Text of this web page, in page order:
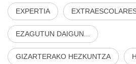
EXPERTIA
EZAGUTUN DAIGUN...
GIZARTERAKO HEZKUNTZA